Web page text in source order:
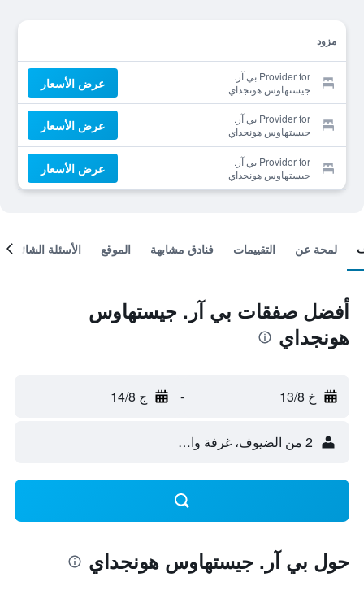
مزود
Provider for بي آر.
جيستهاوس هونجداي
عرض الأسعار
Provider for بي آر.
جيستهاوس هونجداي
عرض الأسعار
Provider for بي آر.
جيستهاوس هونجداي
عرض الأسعار
لمحة عن التقييمات فنادق مشابهة الموقع الأسئلة الشائعة
أفضل صفقات بي آر. جيستهاوس
هونجداي
خ 13/8 - ج 14/8
2 من الضيوف، غرفة واحدة
حول بي آر. جيستهاوس هونجداي